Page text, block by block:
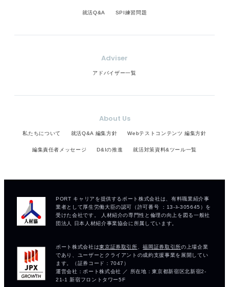
就活Q&A SPI練習問題
Adviser
アドバイザー一覧
About Us
私たちについて 就活Q&A 編集方針 Webテストコンテンツ 編集方針
編集責任者メッセージ D&Iの推進 就活対策資料&ツール一覧